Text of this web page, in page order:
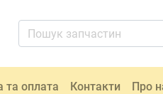
та оплата Контакти Про